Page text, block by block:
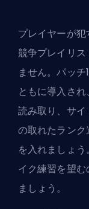
プレイヤーが
競争プレイリス
ません。パッチ
ともに導入さ
読み取り、サ
の取れたラン
を入れましょ
イク練習を望
ましょう。